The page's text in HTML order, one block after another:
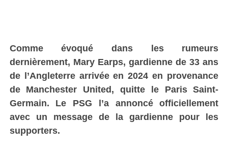
Comme évoqué dans les rumeurs
dernièrement, Mary Earps, gardienne de 33 ans
de l’Angleterre arrivée en 2024 en provenance
de Manchester United, quitte le Paris Saint-
Germain. Le PSG l’a annoncé officiellement
avec un message de la gardienne pour les
supporters.